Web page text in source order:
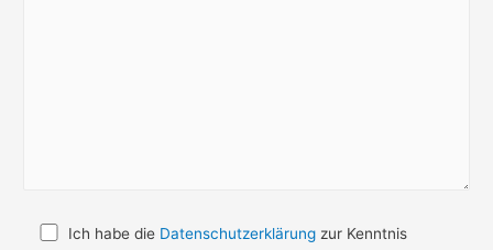
Ich habe die Datenschutzerklärung zur Kenntnis